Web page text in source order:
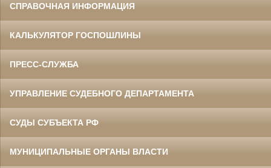
СПРАВОЧНАЯ ИНФОРМАЦИЯ
КАЛЬКУЛЯТОР ГОСПОШЛИНЫ
ПРЕСС-СЛУЖБА
УПРАВЛЕНИЕ СУДЕБНОГО ДЕПАРТАМЕНТА
СУДЫ СУБЪЕКТА РФ
МУНИЦИПАЛЬНЫЕ ОРГАНЫ ВЛАСТИ